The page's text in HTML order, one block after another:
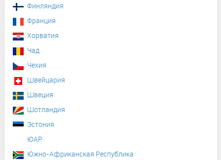
Финляндия
Франция
Хорватия
Чад
Чехия
Швейцария
Швеция
Шотландия
Эстония
ЮАР
Южно-Африканская Республика